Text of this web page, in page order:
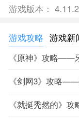
2。各种武器:游戏中
3。策略为王:每一个
生存之道，努力保证
4。建立国家:先发制
手机游戏特色
1。整合历史背景:游
游戏版本： 4.11.2
游戏攻略 游戏新
《原神》攻略——
《剑网3》攻略——10
《就挺秃然的》